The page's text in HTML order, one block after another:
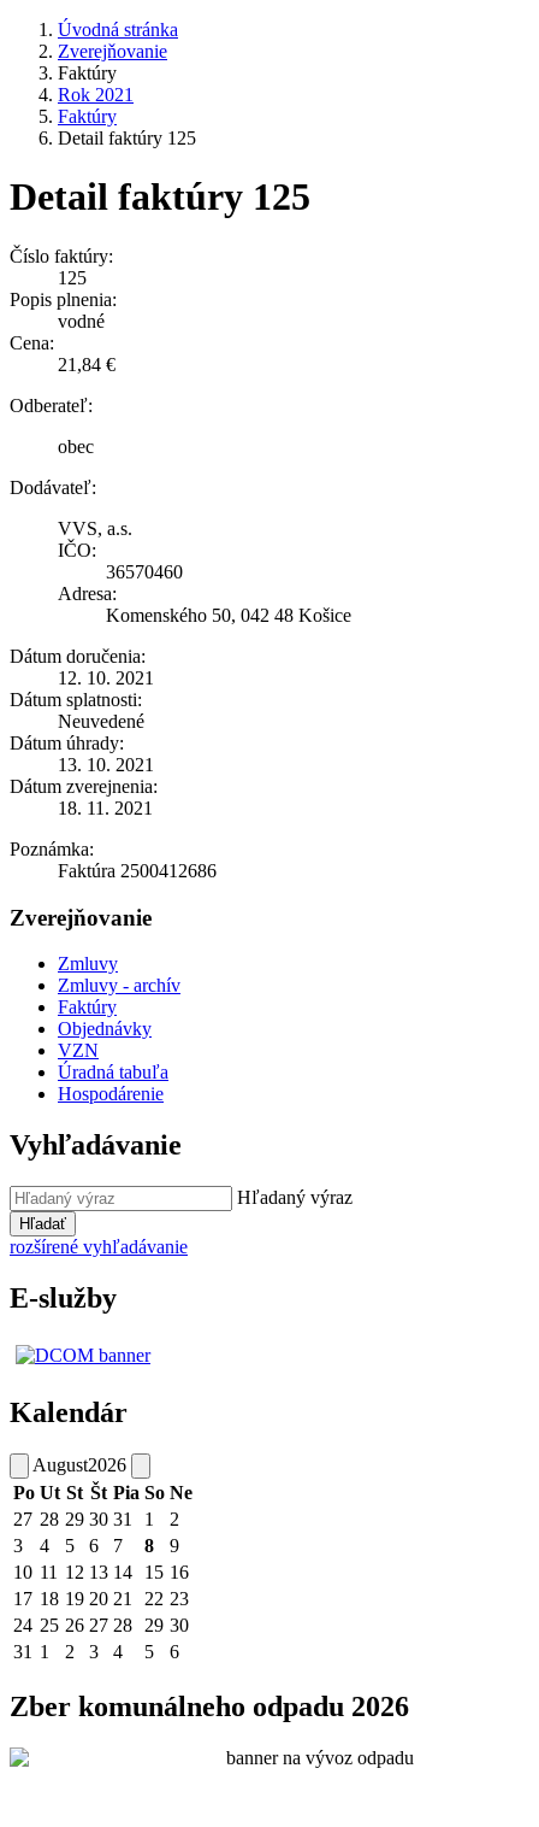
Úvodná stránka
Zverejňovanie
Faktúry
Rok 2021
Faktúry
Detail faktúry 125
Detail faktúry 125
Číslo faktúry:
125
Popis plnenia:
vodné
Cena:
21,84 €
Odberateľ:
obec
Dodávateľ:
VVS, a.s.
IČO:
36570460
Adresa:
Komenského 50, 042 48 Košice
Dátum doručenia:
12. 10. 2021
Dátum splatnosti:
Neuvedené
Dátum úhrady:
13. 10. 2021
Dátum zverejnenia:
18. 11. 2021
Poznámka:
Faktúra 2500412686
Zverejňovanie
Zmluvy
Zmluvy - archív
Faktúry
Objednávky
VZN
Úradná tabuľa
Hospodárenie
Vyhľadávanie
Hľadaný výraz
Hľadať
rozšírené vyhľadávanie
E-služby
Kalendár
August2026
Po Ut St Št Pia So Ne
27 28 29 30 31 1
2
3
4 5 6 7 8
9
10 11 12 13 14 15 16
17 18 19 20 21 22 23
24 25 26 27 28 29 30
31 1 2 3 4 5 6
Zber komunálneho odpadu 2026